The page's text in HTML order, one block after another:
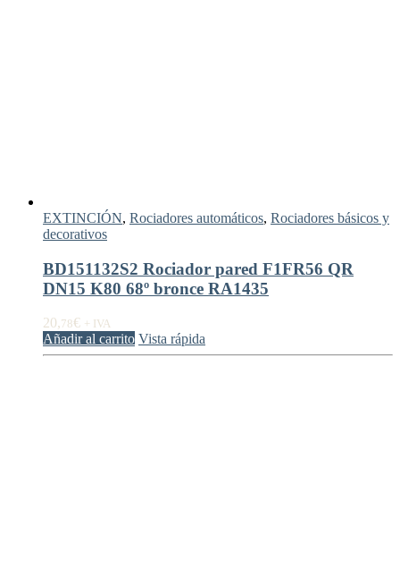
EXTINCIÓN, Rociadores automáticos, Rociadores básicos y
decorativos
BD151132S2 Rociador pared F1FR56 QR
DN15 K80 68º bronce RA1435
20,78€ + IVA
Añadir al carrito Vista rápida